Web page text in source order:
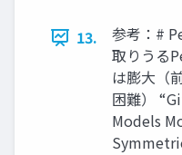
13.
参考：#
取りうる
は膨大（
困難）
Models